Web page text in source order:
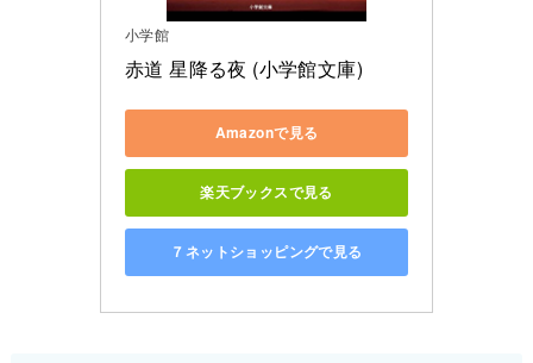
小学館
赤道 星降る夜 (小学館文庫)
Amazonで見る
楽天ブックスで見る
７ネットショッピングで見る